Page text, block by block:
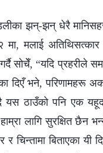
झन्-झन् धेरै
मलाई अतिथिसत्कार
सोचेँ, “यदि प्रहरीले
दिएँ भने, परिणामहरू
ठाउँको पनि एक
लागि सुरक्षित छैन
चिन्तामा बिताएका